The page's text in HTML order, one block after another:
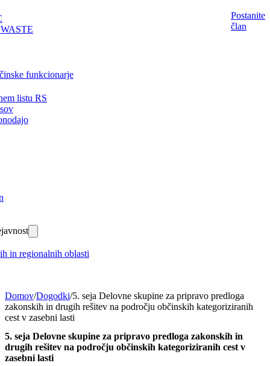
funkcionarje
listu RS
in regionalnih oblasti
Postanite
član
Domov/Dogodki/5. seja Delovne skupine za pripravo predloga
zakonskih in drugih rešitev na področju občinskih kategoriziranih
cest v zasebni lasti
5. seja Delovne skupine za pripravo predloga zakonskih in
drugih rešitev na področju občinskih kategoriziranih cest v
zasebni lasti